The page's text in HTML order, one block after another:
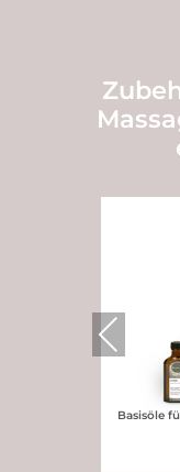
Basisöle
Previous